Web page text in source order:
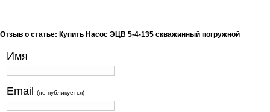
Отзыв о статье: Купить Насос ЭЦВ 5-4-135 скважинный погружной
Имя
Email (не публикуется)